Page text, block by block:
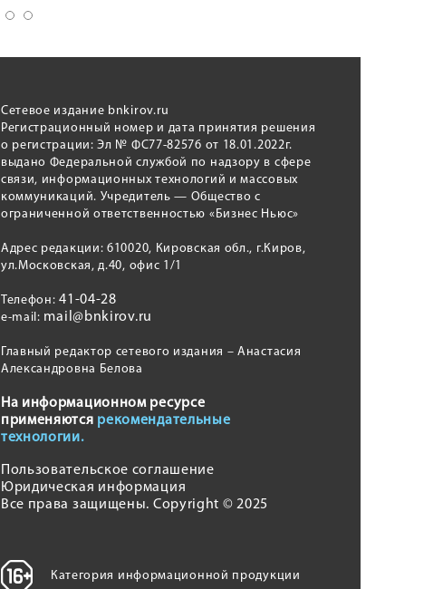
Сетевое издание bnkirov.ru
Регистрационный номер и дата принятия решения
о регистрации: Эл № ФС77-82576 от 18.01.2022г.
выдано Федеральной службой по надзору в сфере
связи, информационных технологий и массовых
коммуникаций. Учредитель — Общество с
ограниченной ответственностью «Бизнес Ньюс»
Адрес редакции: 610020, Кировская обл., г.Киров,
ул.Московская, д.40, офис 1/1
Телефон:41-04-28
e-mail: mail@bnkirov.ru
Главный редактор сетевого издания – Анастасия
Александровна Белова
На информационном ресурсе
применяются рекомендательные
технологии.
Пользовательское соглашение
Юридическая информация
Все права защищены. Copyright © 2025
Категория информационной продукции